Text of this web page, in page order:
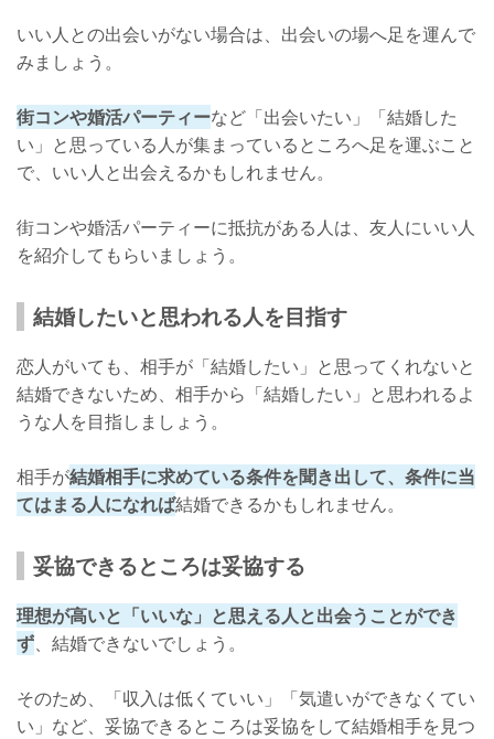
いい人との出会いがない場合は、出会いの場へ足を運んで
みましょう。
街コンや婚活パーティーなど「出会いたい」「結婚した
い」と思っている人が集まっているところへ足を運ぶこと
で、いい人と出会えるかもしれません。
街コンや婚活パーティーに抵抗がある人は、友人にいい人
を紹介してもらいましょう。
結婚したいと思われる人を目指す
恋人がいても、相手が「結婚したい」と思ってくれないと
結婚できないため、相手から「結婚したい」と思われるよ
うな人を目指しましょう。
相手が結婚相手に求めている条件を聞き出して、条件に当
てはまる人になれば結婚できるかもしれません。
妥協できるところは妥協する
理想が高いと「いいな」と思える人と出会うことができ
ず、結婚できないでしょう。
そのため、「収入は低くていい」「気遣いができなくてい
い」など、妥協できるところは妥協をして結婚相手を見つ